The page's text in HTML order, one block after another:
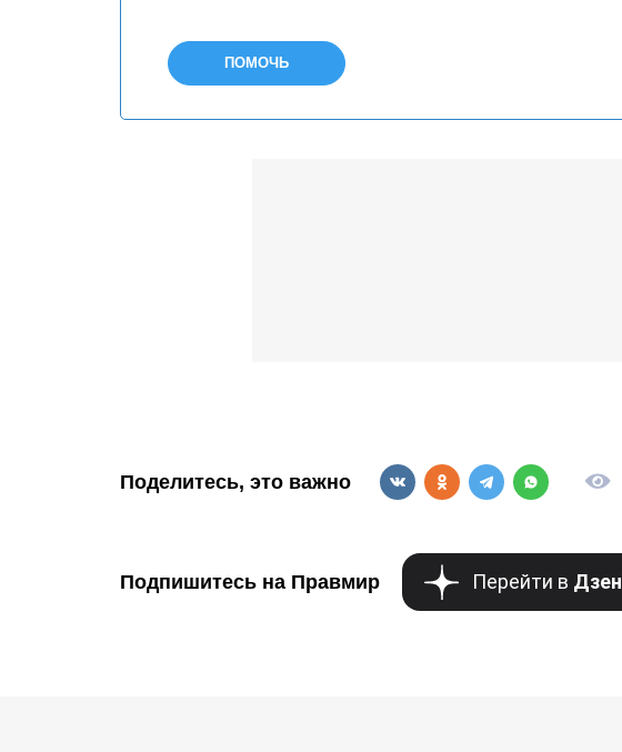
ПОМОЧЬ
Поделитесь, это важно
Подпишитесь на Правмир Перейти в Дзен